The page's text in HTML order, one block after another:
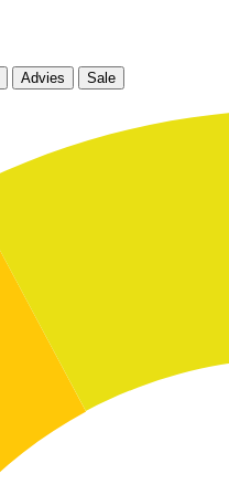
Advies Sale